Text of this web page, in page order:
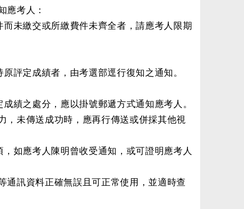
考人：
未繳交或所繳費件未齊全者，請應考人限期
評定成績者，由考選部逕行復知之通知。
績之處分，應以掛號郵遞方式通知應考人。
未傳送成功時，應再行傳送或併採其他視
如應考人陳明曾收受通知，或可證明應考人
訊資料正確無誤且可正常使用，並適時查